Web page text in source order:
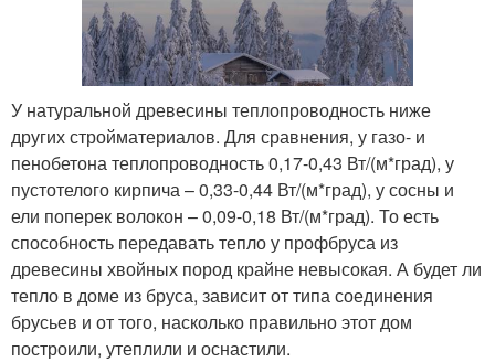
У натуральной древесины теплопроводность ниже
других стройматериалов. Для сравнения, у газо- и
пенобетона теплопроводность 0,17-0,43 Вт/(м*град), у
пустотелого кирпича – 0,33-0,44 Вт/(м*град), у сосны и
ели поперек волокон – 0,09-0,18 Вт/(м*град). То есть
способность передавать тепло у профбруса из
древесины хвойных пород крайне невысокая. А будет ли
тепло в доме из бруса, зависит от типа соединения
брусьев и от того, насколько правильно этот дом
построили, утеплили и оснастили.